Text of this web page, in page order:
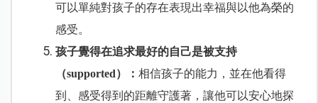
可以單純對孩子的存在表現出幸福與以他為榮的
感受。
孩子覺得在追求最好的自己是被支持
（supported）： 相信孩子的能力，並在他看得
到、感受得到的距離守護著，讓他可以安心地探